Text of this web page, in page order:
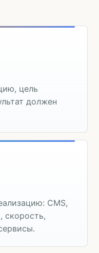
цель
должен
CMS,
скорость,